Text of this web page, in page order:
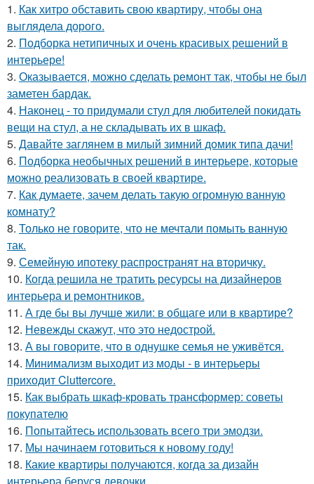
1. Как хитро обставить свою квартиру, чтобы она
выглядела дорого.
2. Подборка нетипичных и очень красивых решений в
интерьере!
3. Оказывается, можно сделать ремонт так, чтобы не был
заметен бардак.
4. Наконец - то придумали стул для любителей покидать
вещи на стул, а не складывать их в шкаф.
5. Давайте заглянем в милый зимний домик типа дачи!
6. Подборка необычных решений в интерьере, которые
можно реализовать в своей квартире.
7. Как думаете, зачем делать такую огромную ванную
комнату?
8. Только не говорите, что не мечтали помыть ванную
так.
9. Семейную ипотеку распространят на вторичку.
10. Когда решила не тратить ресурсы на дизайнеров
интерьера и ремонтников.
11. А где бы вы лучше жили: в общаге или в квартире?
12. Невежды скажут, что это недострой.
13. А вы говорите, что в однушке семья не уживётся.
14. Минимализм выходит из моды - в интерьеры
приходит Cluttercore.
15. Как выбрать шкаф-кровать трансформер: советы
покупателю
16. Попытайтесь использовать всего три эмодзи.
17. Мы начинаем готовиться к новому году!
18. Какие квартиры получаются, когда за дизайн